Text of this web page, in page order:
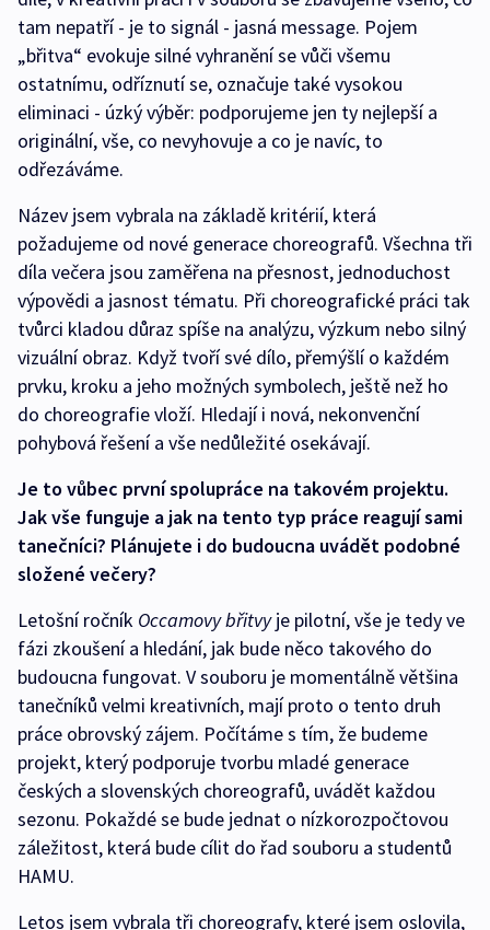
tam nepatří - je to signál - jasná message. Pojem
„břitva“ evokuje silné vyhranění se vůči všemu
ostatnímu, odříznutí se, označuje také vysokou
eliminaci - úzký výběr: podporujeme jen ty nejlepší a
originální, vše, co nevyhovuje a co je navíc, to
odřezáváme.
Název jsem vybrala na základě kritérií, která
požadujeme od nové generace choreografů. Všechna tři
díla večera jsou zaměřena na přesnost, jednoduchost
výpovědi a jasnost tématu. Při choreografické práci tak
tvůrci kladou důraz spíše na analýzu, výzkum nebo silný
vizuální obraz. Když tvoří své dílo, přemýšlí o každém
prvku, kroku a jeho možných symbolech, ještě než ho
do choreografie vloží. Hledají i nová, nekonvenční
pohybová řešení a vše nedůležité osekávají.
Je to vůbec první spolupráce na takovém projektu.
Jak vše funguje a jak na tento typ práce reagují sami
tanečníci? Plánujete i do budoucna uvádět podobné
složené večery?
Letošní ročník Occamovy břitvyje pilotní, vše je tedy ve
fázi zkoušení a hledání, jak bude něco takového do
budoucna fungovat. V souboru je momentálně většina
tanečníků velmi kreativních, mají proto o tento druh
práce obrovský zájem. Počítáme s tím, že budeme
projekt, který podporuje tvorbu mladé generace
českých a slovenských choreografů, uvádět každou
sezonu. Pokaždé se bude jednat o nízkorozpočtovou
záležitost, která bude cílit do řad souboru a studentů
HAMU.
Letos jsem vybrala tři choreografy, které jsem oslovila,